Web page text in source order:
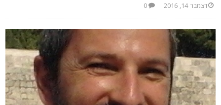
דצמבר 14, 2016
0